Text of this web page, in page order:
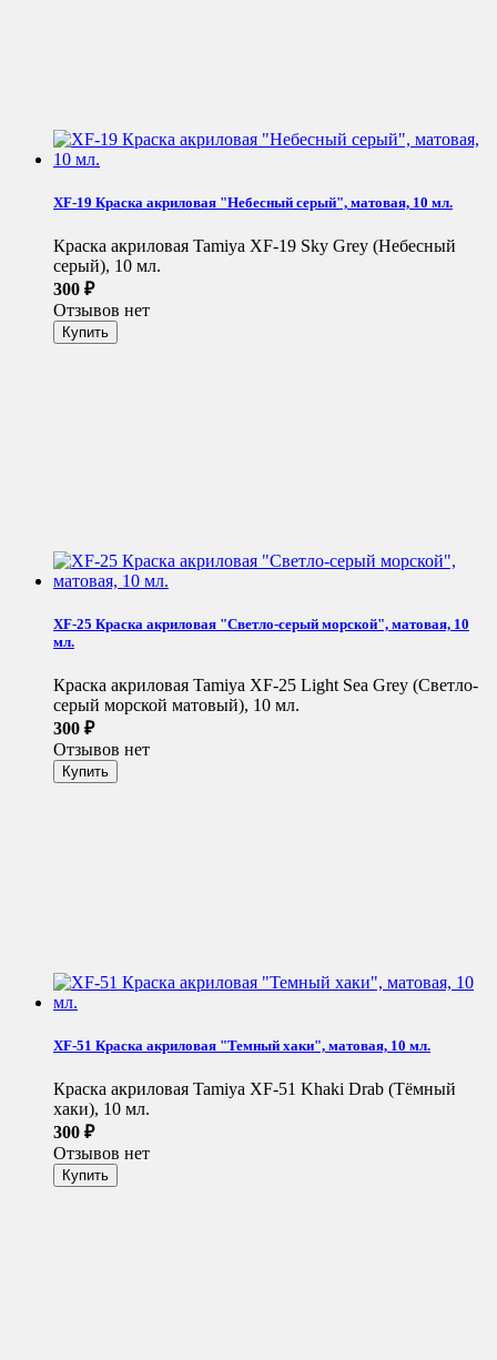
XF-19 Краска акриловая "Небесный серый", матовая, 10 мл.
Краска акриловая Tamiya XF-19 Sky Grey (Небесный
серый), 10 мл.
300 ₽
Отзывов нет
XF-25 Краска акриловая "Светло-серый морской", матовая, 10
мл.
Краска акриловая Tamiya XF-25 Light Sea Grey (Светло-
серый морской матовый), 10 мл.
300 ₽
Отзывов нет
XF-51 Краска акриловая "Темный хаки", матовая, 10 мл.
Краска акриловая Tamiya XF-51 Khaki Drab (Tёмный
хаки), 10 мл.
300 ₽
Отзывов нет